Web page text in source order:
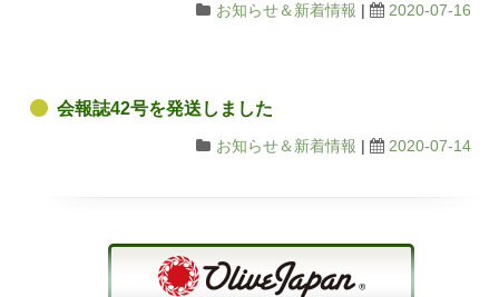
お知らせ＆新着情報 | 2020-07-16
会報誌42号を発送しました
お知らせ＆新着情報 | 2020-07-14